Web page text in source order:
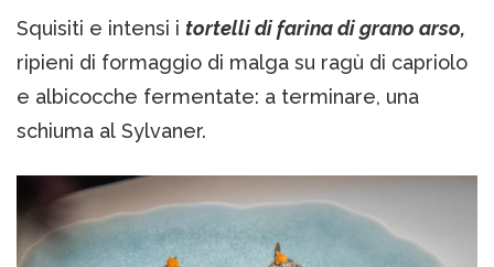
Squisiti e intensi i tortelli di farina di grano arso,
ripieni di formaggio di malga su ragù di capriolo
e albicocche fermentate: a terminare, una
schiuma al Sylvaner.